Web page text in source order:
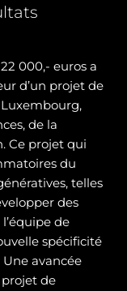
000,- euros a
d’un projet de
de la
Ce projet qui
du
telles
des
de
spécificité
avancée
de